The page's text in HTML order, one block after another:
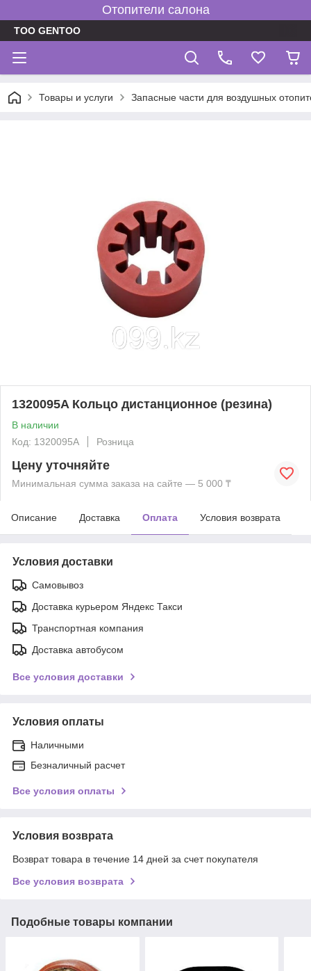
Отопители салона
TOO GENTOO
Товары и услуги Запасные части для воздушных
1320095A Кольцо дистанционное (резина)
В наличии
Код: 1320095A
Розница
Цену уточняйте
Минимальная сумма заказа на сайте — 5 000 ₸
Описание Доставка Оплата Условия возврата
Условия доставки
Самовывоз
Доставка курьером Яндекс Такси
Транспортная компания
Доставка автобусом
Все условия доставки
Условия оплаты
Наличными
Безналичный расчет
Все условия оплаты
Условия возврата
Возврат товара в течение 14 дней за счет покупателя
Все условия возврата
Подобные товары компании